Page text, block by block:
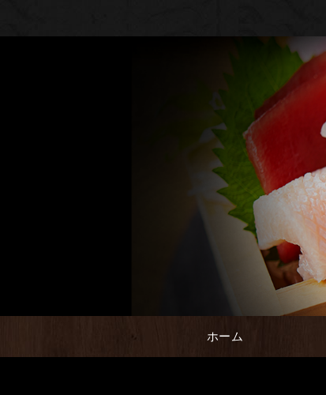
ホーム